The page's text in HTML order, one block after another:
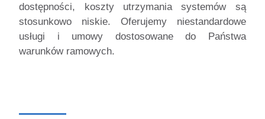
dostępności, koszty utrzymania systemów są
stosunkowo niskie. Oferujemy niestandardowe
usługi i umowy dostosowane do Państwa
warunków ramowych.